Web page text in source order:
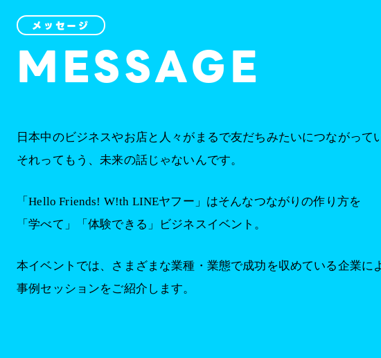
メッセージ
MESSAGE
日本中のビジネスやお店と人々が まるで友だちみたいにつながって
それってもう、未来の話じゃないんです。
「Hello Friends! W!th LINEヤフー」はそんなつながりの作り方を
「学べて」「体験できる」ビジネスイベント。
本イベントでは、さまざまな業種・業態で成功を収めている企業に
事例セッションをご紹介します。